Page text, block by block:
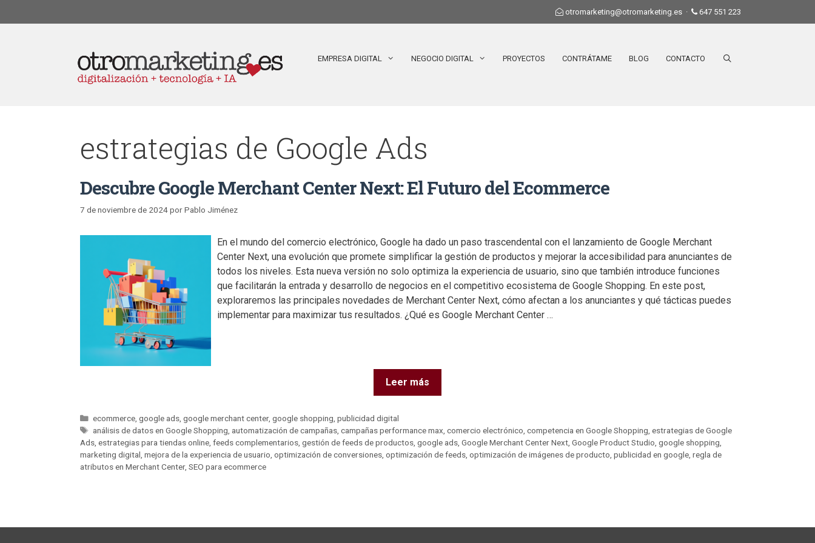
otromarketing@otromarketing.es · 647 551 223
EMPRESA DIGITAL NEGOCIO DIGITAL PROYECTOS CONTRÁTAME BLOG CONTACTO
estrategias de Google Ads
Descubre Google Merchant Center Next: El Futuro del Ecommerce
7 de noviembre de 2024porPablo Jiménez
En el mundo del comercio electrónico, Google ha dado un paso trascendental con el lanzamiento de Google Merchant
Center Next, una evolución que promete simplificar la gestión de productos y mejorar la accesibilidad para anunciantes de
todos los niveles. Esta nueva versión no solo optimiza la experiencia de usuario, sino que también introduce funciones
que facilitarán la entrada y desarrollo de negocios en el competitivo ecosistema de Google Shopping. En este post,
exploraremos las principales novedades de Merchant Center Next, cómo afectan a los anunciantes y qué tácticas puedes
implementar para maximizar tus resultados. ¿Qué es Google Merchant Center …
Leer más
ecommerce ,google ads ,google merchant center,google shopping ,publicidad digital
análisis de datos en Google Shopping automatización de campañas ,campañas performance max ,comercio electrónico ,competencia en Google Shopping ,estrategias de Google
Ads estrategias para tiendas online feeds complementarios gestión de feeds de productos google ads Google Merchant Center Next Google Product Studio google shopping
marketing digital mejora de la experiencia de usuario optimización de conversiones optimización de feeds optimización de imágenes de producto publicidad en google regla de
atributos en Merchant Center, SEO para ecommerce